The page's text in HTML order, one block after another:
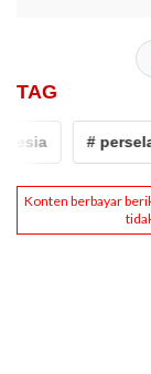
TAG
# persela